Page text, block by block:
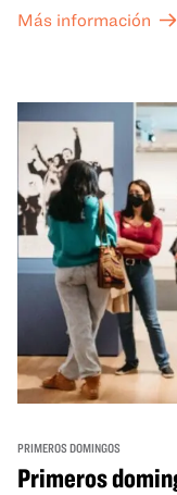
Más información
PRIMEROS DOMINGOS
Primeros